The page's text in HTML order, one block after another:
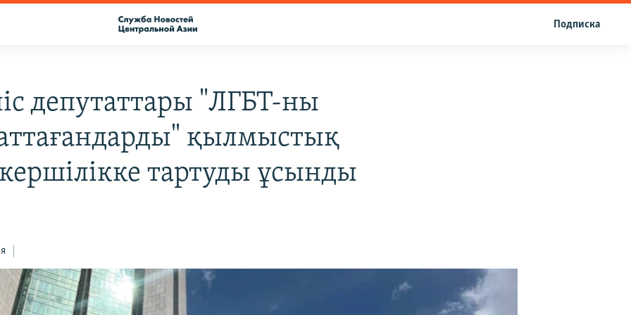
Подписка
депутаттары "ЛГБТ-ны
қылмыстық
тартуды ұсынды